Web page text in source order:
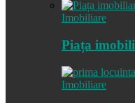
Imobiliare
Piața
Imobiliare